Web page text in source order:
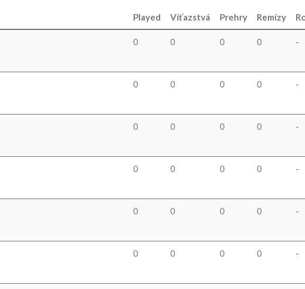
Played Víťazstvá Prehry Remízy
0 0 0 0 -
0 0 0 0 -
0 0 0 0 -
0 0 0 0 -
0 0 0 0 -
0 0 0 0 -